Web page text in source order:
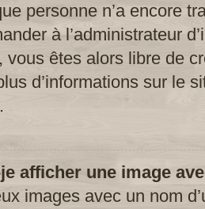
personne n’a encore
à l’administrateur
vous êtes alors libre de
d’informations sur le
afficher une image
images avec un nom